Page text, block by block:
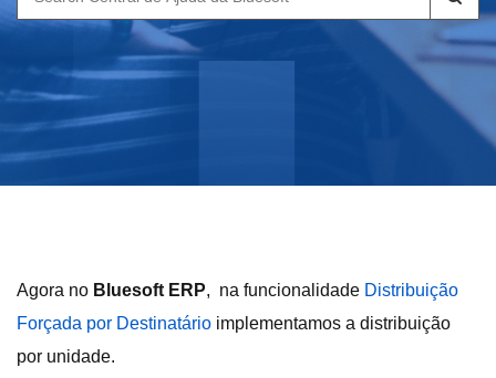
for:
Agora no Bluesoft ERP, na funcionalidade Distribuição
Forçada por Destinatário implementamos a distribuição
por unidade.